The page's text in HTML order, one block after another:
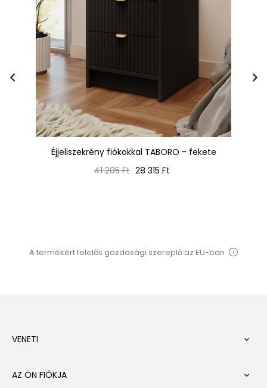
Éjjeliszekrény fiókokkal TABORO - fekete
Normál
41 205 Ft Ár
28 315 Ft
A termékért felelős gazdasági szereplő az EU-ban
VENETI 
AZ ÖN FIÓKJA 